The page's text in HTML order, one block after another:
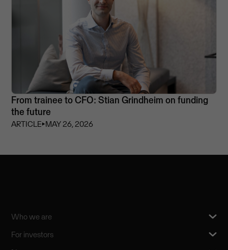
From trainee to CFO: Stian Grindheim on funding
the future
ARTICLE⏵MAY 26, 2026
Who we are
For investors